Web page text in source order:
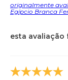
originalmente
Egípcio Branca
esta avaliação